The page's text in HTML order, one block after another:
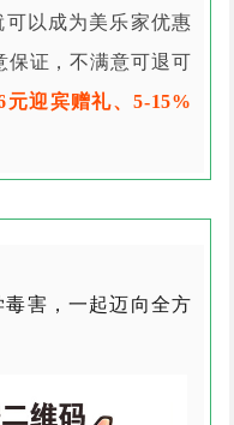
以成为美乐家优惠
保证，不满意可退可
元迎宾赠礼、5-15%
害，一起迈向全方